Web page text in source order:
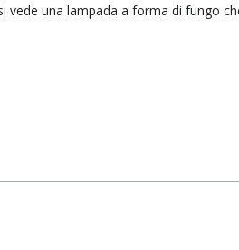
vede una lampada a forma di fungo